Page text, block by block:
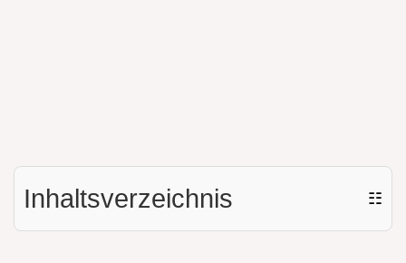
Inhaltsverzeichnis ☷